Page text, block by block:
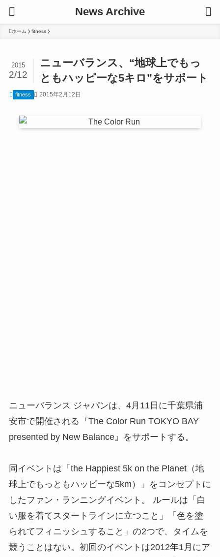
News Archive
ホーム fitness
ニューバランス、“地球上でもっ
ともハッピーな5キロ”をサポート
2015
2/12
fitness 2015年2月12日
ニューバランス ジャパンは、4月11日に千葉県浦
安市で開催される『The Color Run TOKYO BAY
presented by New Balance』をサポートする。
同イベントは「the Happiest 5k on the Planet（地
球上でもっともハッピーな5km）」をコンセプトに
したファン・ランニングイベント。 ルールは「白
い服を着てスタートラインに立つこと」「色を塗
られてフィニッシュすること」の2つで、タイムを
競うことはない。初回のイベントは2012年1月にア